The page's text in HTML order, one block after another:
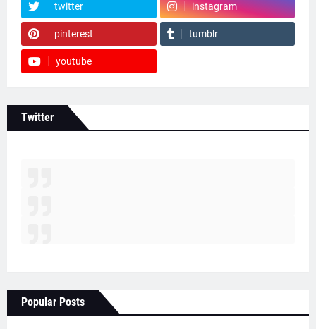
twitter instagram
pinterest tumblr
youtube
Twitter
Popular Posts